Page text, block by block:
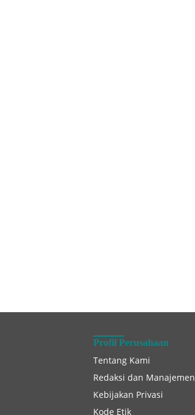
Profil Perusahaan
Tentang Kami
Redaksi dan Manajemen
Kebijakan Privasi
Kode Etik